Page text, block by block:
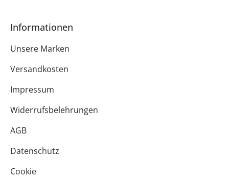
Informationen
Unsere Marken
Versandkosten
Impressum
Widerrufsbelehrungen
AGB
Datenschutz
Cookie